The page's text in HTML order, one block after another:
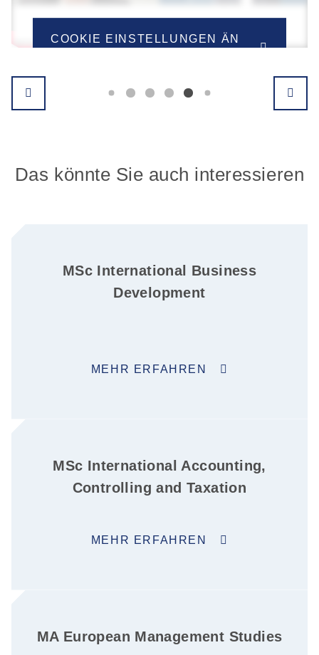
COOKIE EINSTELLUNGEN ÄN
Das könnte Sie auch interessieren
MSc International Business
Development
MEHR ERFAHREN
MSc International Accounting,
Controlling and Taxation
MEHR ERFAHREN
MA European Management Studies